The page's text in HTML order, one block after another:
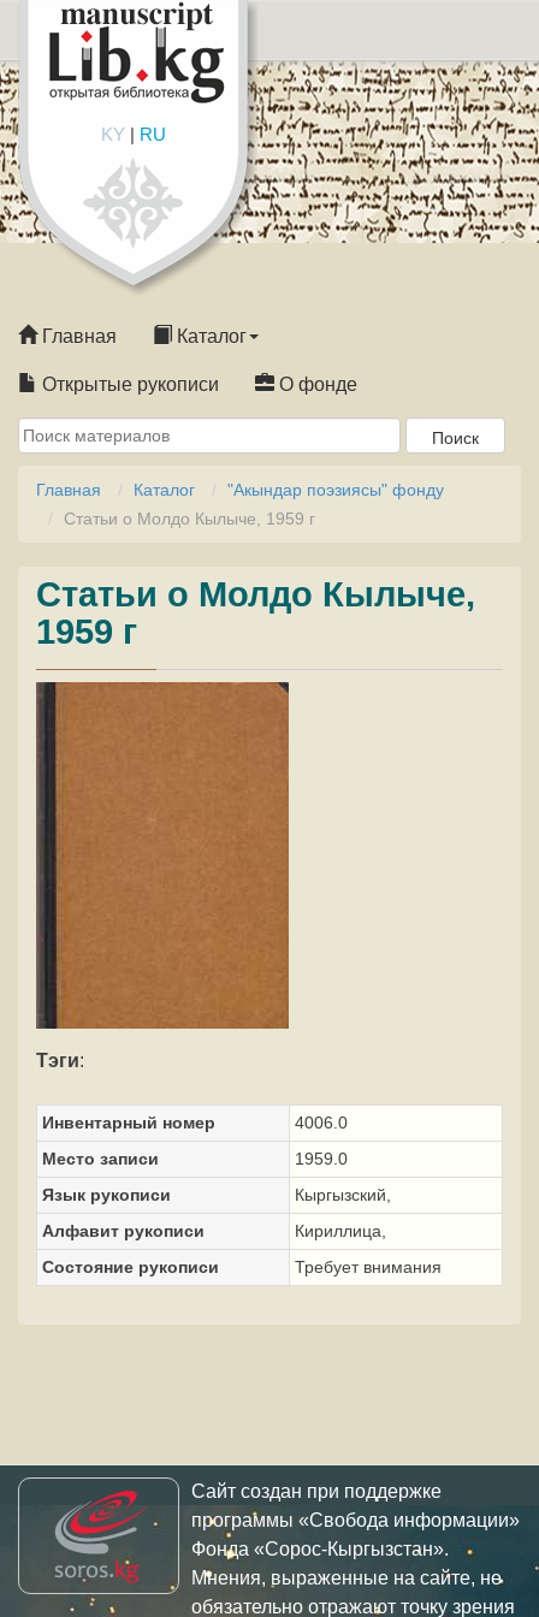
KY| RU
Главная Каталог
Открытые рукописи О фонде
Главная Каталог
"Акындар поэзиясы" фонду
Статьи о Молдо Кылыче, 1959 г
Статьи о Молдо Кылыче,
1959 г
Тэги:
Инвентарный номер
4006.0
Место записи
1959.0
Язык рукописи
Кыргызский,
Алфавит рукописи
Кириллица,
Состояние рукописи
Требует внимания
Сайт создан при поддержке
программы «Свобода информации»
Фонда «Сорос-Кыргызстан».
Мнения, выраженные на сайте, не
обязательно отражают точку зрения